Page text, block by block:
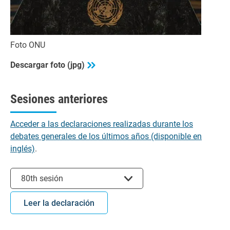
Foto ONU
Descargar foto (jpg)
Sesiones anteriores
Acceder a las declaraciones realizadas durante los
debates generales de los últimos años (disponible en
inglés).
80th sesión
Leer la declaración